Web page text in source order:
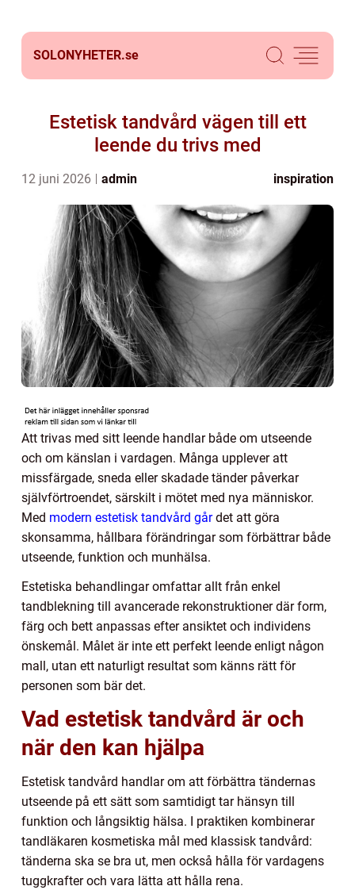
SOLONYHETER.se
Estetisk tandvård vägen till ett
leende du trivs med
12 juni 2026 admin inspiration
Att trivas med sitt leende handlar både om utseende
och om känslan i vardagen. Många upplever att
missfärgade, sneda eller skadade tänder påverkar
självförtroendet, särskilt i mötet med nya människor.
Med modern estetisk tandvård gårdet att göra
skonsamma, hållbara förändringar som förbättrar både
utseende, funktion och munhälsa.
Estetiska behandlingar omfattar allt från enkel
tandblekning till avancerade rekonstruktioner där form,
färg och bett anpassas efter ansiktet och individens
önskemål. Målet är inte ett perfekt leende enligt någon
mall, utan ett naturligt resultat som känns rätt för
personen som bär det.
Vad estetisk tandvård är och
när den kan hjälpa
Estetisk tandvård handlar om att förbättra tändernas
utseende på ett sätt som samtidigt tar hänsyn till
funktion och långsiktig hälsa. I praktiken kombinerar
tandläkaren kosmetiska mål med klassisk tandvård:
tänderna ska se bra ut, men också hålla för vardagens
tuggkrafter och vara lätta att hålla rena.